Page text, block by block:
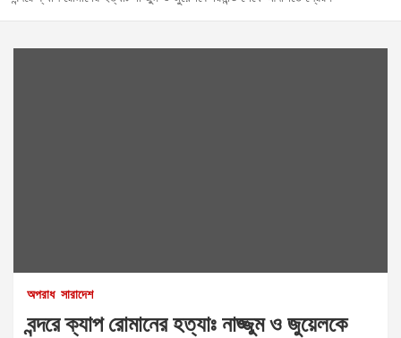
অপরাধ সারাদেশ
বন্দরে ক্যাপ রোমানের হত্যাঃ নাজ্জুম ও জুয়েলকে